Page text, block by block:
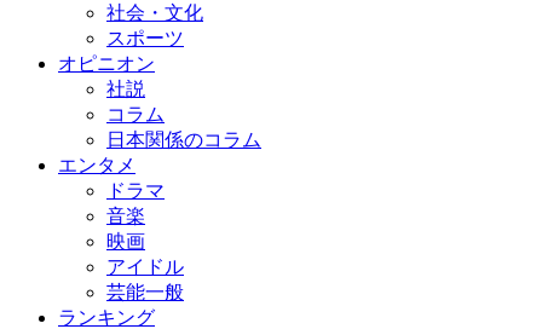
社会・文化
スポーツ
オピニオン
社説
コラム
日本関係のコラム
エンタメ
ドラマ
音楽
映画
アイドル
芸能一般
ランキング